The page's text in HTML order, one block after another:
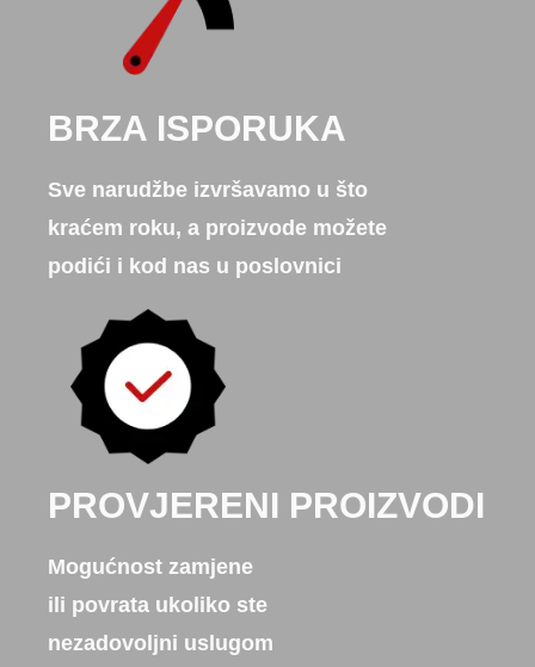
BRZA ISPORUKA
Sve narudžbe izvršavamo u što
kraćem roku, a proizvode možete
podići i kod nas u poslovnici
PROVJERENI PROIZVODI
Mogućnost zamjene
ili povrata ukoliko ste
nezadovoljni uslugom